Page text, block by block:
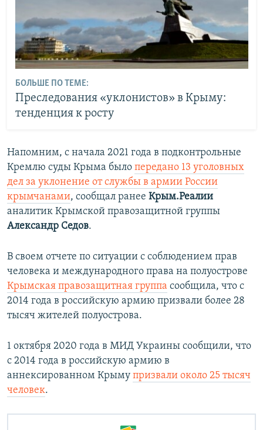
БОЛЬШЕ ПО ТЕМЕ:
Преследования «уклонистов» в Крыму:
тенденция к росту
Напомним, с начала 2021 года в подконтрольные
Кремлю суды Крыма было передано 13 уголовных
дел за уклонение от службы в армии России
крымчанами, сообщал ранее Крым.Реалии
аналитик Крымской правозащитной группы
Александр Седов.
В своем отчете по ситуации с соблюдением прав
человека и международного права на полуострове
Крымская правозащитная группа сообщила, что с
2014 года в российскую армию призвали более 28
тысяч жителей полуострова.
1 октября 2020 года в МИД Украины сообщили, что
с 2014 года в российскую армию в
аннексированном Крыму призвали около 25 тысяч
человек.